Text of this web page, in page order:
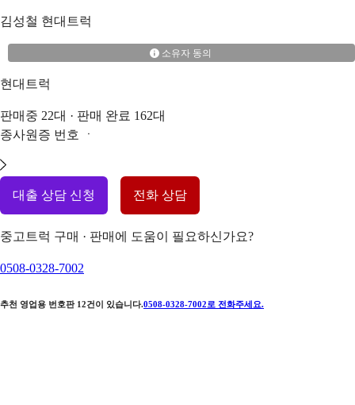
김성철 현대트럭
소유자 동의
현대트럭
판매중 22대 · 판매 완료 162대
종사원증 번호
ㆍ
대출 상담 신청 전화 상담
중고트럭 구매 · 판매에 도움이 필요하신가요?
0508-0328-7002
추천 영업용 번호판 12건이 있습니다.0508-0328-7002 로 전화주세요.